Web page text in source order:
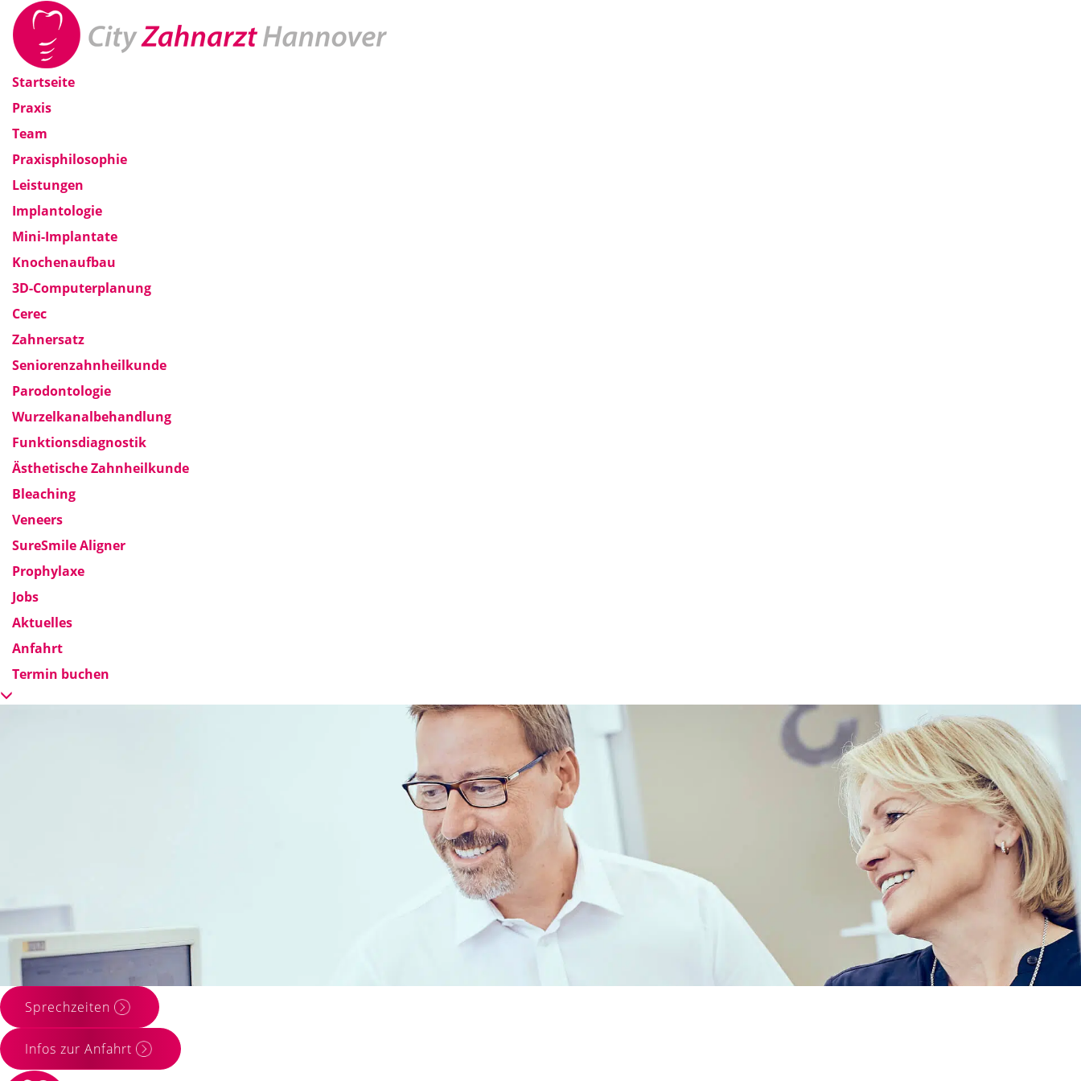
Startseite
Praxis
Team
Praxisphilosophie
Leistungen
Implantologie
Mini-Implantate
Knochenaufbau
3D-Computerplanung
Cerec
Zahnersatz
Seniorenzahnheilkunde
Parodontologie
Wurzelkanalbehandlung
Funktionsdiagnostik
Ästhetische Zahnheilkunde
Bleaching
Veneers
SureSmile Aligner
Prophylaxe
Jobs
Aktuelles
Anfahrt
Termin buchen
Zahnarztpraxis mit Tradition
seit über 60 Jahren für Sie da
Sprechzeiten
Infos zur Anfahrt